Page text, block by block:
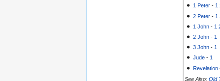
1 Peter - 1
2 Peter - 1
1 John - 1
2 John - 1
3 John - 1
Jude - 1
Revelation
See Also: Old